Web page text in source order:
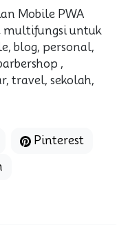
Mobile PWA
multifungsi untuk
blog, personal,
,
travel, sekolah,
Pinterest